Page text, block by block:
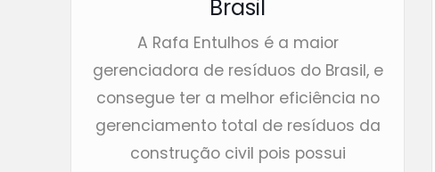
Brasil
A Rafa Entulhos é a maior
gerenciadora de resíduos do Brasil, e
consegue ter a melhor eficiência no
gerenciamento total de resíduos da
construção civil pois possui